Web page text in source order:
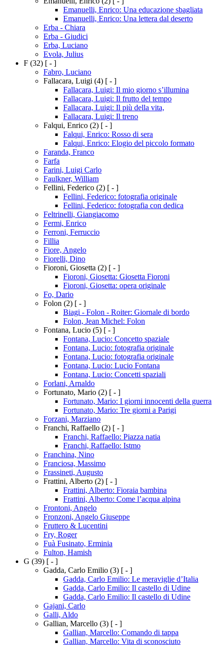
Emanuelli, Enrico: Una educazione sbagliata
Emanuelli, Enrico: Una lettera dal deserto
Erba - Chiara
Erba - Giudici
Erba, Luciano
Evola, Julius
F (32) [ - ]
Fabro, Luciano
Fallacara, Luigi (4) [ - ]
Fallacara, Luigi: Il mio giorno s’illumina
Fallacara, Luigi: Il frutto del tempo
Fallacara, Luigi: Il più della vita,
Fallacara, Luigi: Il treno
Falqui, Enrico (2) [ - ]
Falqui, Enrico: Rosso di sera
Falqui, Enrico: Elogio del piccolo formato
Faranda, Franco
Farfa
Farini, Luigi Carlo
Faulkner, William
Fellini, Federico (2) [ - ]
Fellini, Federico: fotografia originale
Fellini, Federico: fotografia con dedica
Feltrinelli, Giangiacomo
Fermi, Enrico
Ferroni, Ferruccio
Fillia
Fiore, Angelo
Fiorelli, Dino
Fioroni, Giosetta (2) [ - ]
Fioroni, Giosetta: Giosetta Fioroni
Fioroni, Giosetta: opera originale
Fo, Dario
Folon (2) [ - ]
Biagi - Folon - Roiter: Giornale di bordo
Folon, Jean Michel: Folon
Fontana, Lucio (5) [ - ]
Fontana, Lucio: Concetto spaziale
Fontana, Lucio: fotografia originale
Fontana, Lucio: fotografia originale
Fontana, Lucio: Lucio Fontana
Fontana, Lucio: Concetti spaziali
Forlani, Arnaldo
Fortunato, Mario (2) [ - ]
Fortunato, Mario: I giorni innocenti della guerra
Fortunato, Mario: Tre giorni a Parigi
Forzani, Marziano
Franchi, Raffaello (2) [ - ]
Franchi, Raffaello: Piazza natia
Franchi, Raffaello: Istmo
Franchina, Nino
Franciosa, Massimo
Frassineti, Augusto
Frattini, Alberto (2) [ - ]
Frattini, Alberto: Fioraia bambina
Frattini, Alberto: Come l’acqua alpina
Frontoni, Angelo
Fronzoni, Angelo Giuseppe
Fruttero & Lucentini
Fry, Roger
Fuà Fusinato, Erminia
Fulton, Hamish
G (39) [ - ]
Gadda, Carlo Emilio (3) [ - ]
Gadda, Carlo Emilio: Le meraviglie d’Italia
Gadda, Carlo Emilio: Il castello di Udine
Gadda, Carlo Emilio: Il castello di Udine
Gajani, Carlo
Galli, Aldo
Gallian, Marcello (3) [ - ]
Gallian, Marcello: Comando di tappa
Gallian, Marcello: Vita di sconosciuto